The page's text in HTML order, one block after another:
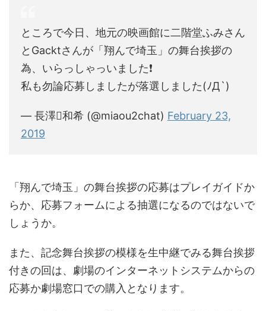
ところで今日、地元の映画館に二階堂ふみさん
とGacktさんが「翔んで埼玉」の舞台挨拶の
為、いらっしゃっいました❗️
私も勿論応募しましたが落選しました(ﾉД`)
— 長澤和希 (@miaou2chat) February 23,
2019
「翔んで埼玉」の舞台挨拶の応募はプレイガイドか
らか、応募フォームによる抽選になるのではないで
しょうか。
また、記念舞台挨拶の模様を生中継でみる舞台挨拶
付きの回は、劇場のインターネットシステムからの
応募か劇場窓口での購入となります。